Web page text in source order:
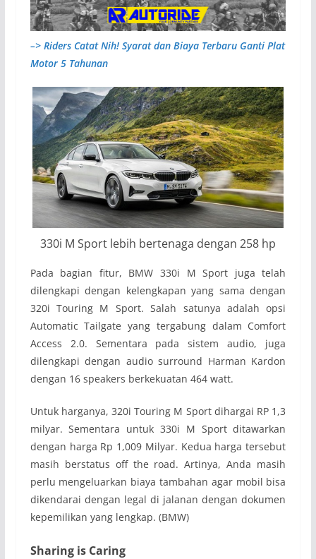
–> Riders Catat Nih! Syarat dan Biaya Terbaru Ganti Plat
Motor 5 Tahunan
330i M Sport lebih bertenaga dengan 258 hp
Pada bagian fitur, BMW 330i M Sport juga telah
dilengkapi dengan kelengkapan yang sama dengan
320i Touring M Sport. Salah satunya adalah opsi
Automatic Tailgate yang tergabung dalam Comfort
Access 2.0. Sementara pada sistem audio, juga
dilengkapi dengan audio surround Harman Kardon
dengan 16 speakers berkekuatan 464 watt.
Untuk harganya, 320i Touring M Sport dihargai RP 1,3
milyar. Sementara untuk 330i M Sport ditawarkan
dengan harga Rp 1,009 Milyar. Kedua harga tersebut
masih berstatus off the road. Artinya, Anda masih
perlu mengeluarkan biaya tambahan agar mobil bisa
dikendarai dengan legal di jalanan dengan dokumen
kepemilikan yang lengkap. (BMW)
Sharing is Caring